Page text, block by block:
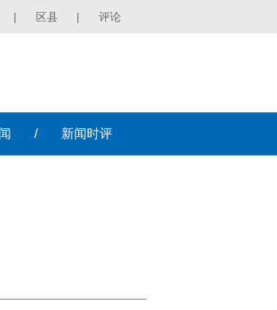
| 区县 | 评论
/ 新闻时评